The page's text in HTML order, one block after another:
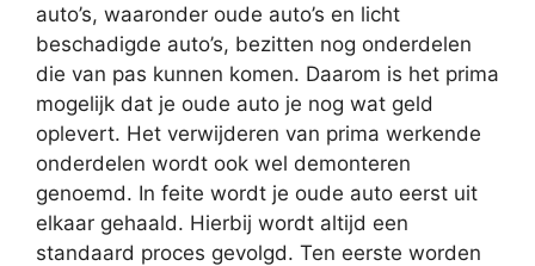
auto’s, waaronder oude auto’s en licht
beschadigde auto’s, bezitten nog onderdelen
die van pas kunnen komen. Daarom is het prima
mogelijk dat je oude auto je nog wat geld
oplevert. Het verwijderen van prima werkende
onderdelen wordt ook wel demonteren
genoemd. In feite wordt je oude auto eerst uit
elkaar gehaald. Hierbij wordt altijd een
standaard proces gevolgd. Ten eerste worden